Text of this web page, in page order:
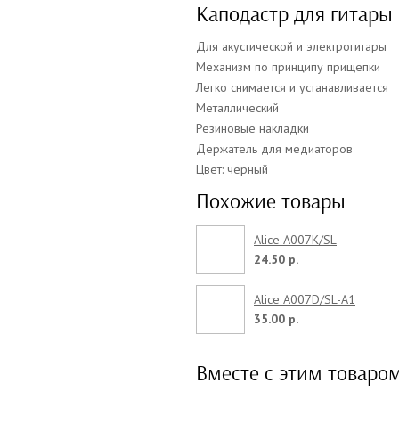
Каподастр для гитары
Для акустической и электрогитары
Механизм по принципу прищепки
Легко снимается и устанавливается
Металлический
Резиновые накладки
Держатель для медиаторов
Цвет: черный
Похожие товары
Alice A007K/SL
24.50 р.
Alice A007D/SL-A1
35.00 р.
Вместе с этим